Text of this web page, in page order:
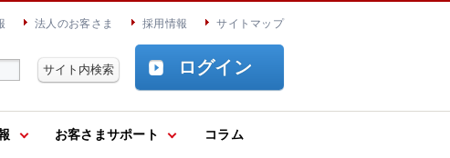
法人のお客さま 採用情報 サイトマップ
ログイン
お客さまサポート コラム